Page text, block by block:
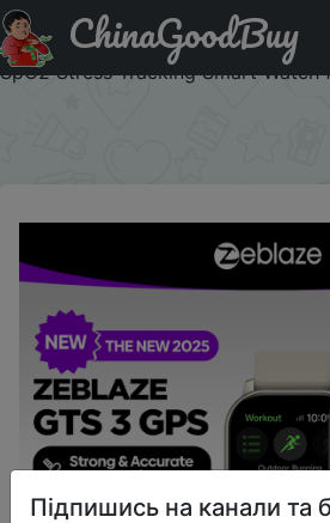
Купити по знижці IFPMRFK New
Sport Smartwatch Voice Calling
SpO2 Stress Tracking Smart Watch
ChinaGoodBuy
Підпишись на канали та